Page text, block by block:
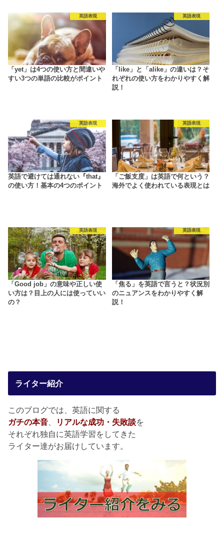
英語表現
「yet」は4つの使い方と間違いや
すい3つの単語の比較がポイント
英語表現
「like」と「alike」の違いは？そ
れぞれの使い方をわかりやすく解
説！
英語表現
英語で避けては通れない『that』
の使い方！基本の4つのポイント
英語表現
「ご飯支度」は英語で何という？
海外でよく使われている表現とは
英語表現
「Good job」の意味や正しい使
い方は？目上の人には使っていい
の？
英語表現
「焦る」を英語で言うと？状況別
のニュアンスをわかりやすく解
説！
ライター紹介
このブログでは、英語に関する
ガチの本音
リアルな成功・失敗談を
それぞれ独自に英語学習をしてきた
ライター達がお届けしています。